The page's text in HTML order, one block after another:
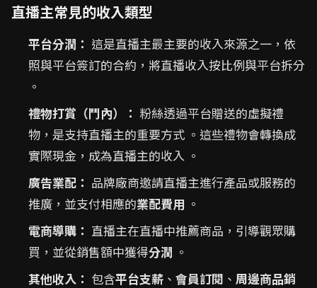
直播主常見的收入類型
平台分潤： 這是直播主最主要的收入來源之一，依
照與平台簽訂的合約，將直播收入按比例與平台拆分
。
禮物打賞（鬥內）： 粉絲透過平台贈送的虛擬禮
物，是支持直播主的重要方式 。這些禮物會轉換成
實際現金，成為直播主的收入 。
廣告業配： 品牌廠商邀請直播主進行產品或服務的
推廣，並支付相應的業配費用 。
電商導購： 直播主在直播中推薦商品，引導觀眾購
買，並從銷售額中獲得分潤 。
其他收入： 包含平台支薪 、 會員訂閱 、 周邊商品銷